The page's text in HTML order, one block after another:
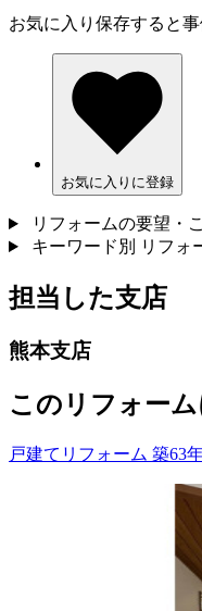
お気に入り保存すると
お気に入りに登録
リフォームの要望・
キーワード別 リフォ
担当した支店
熊本支店
このリフォー
戸建てリフォーム 築63